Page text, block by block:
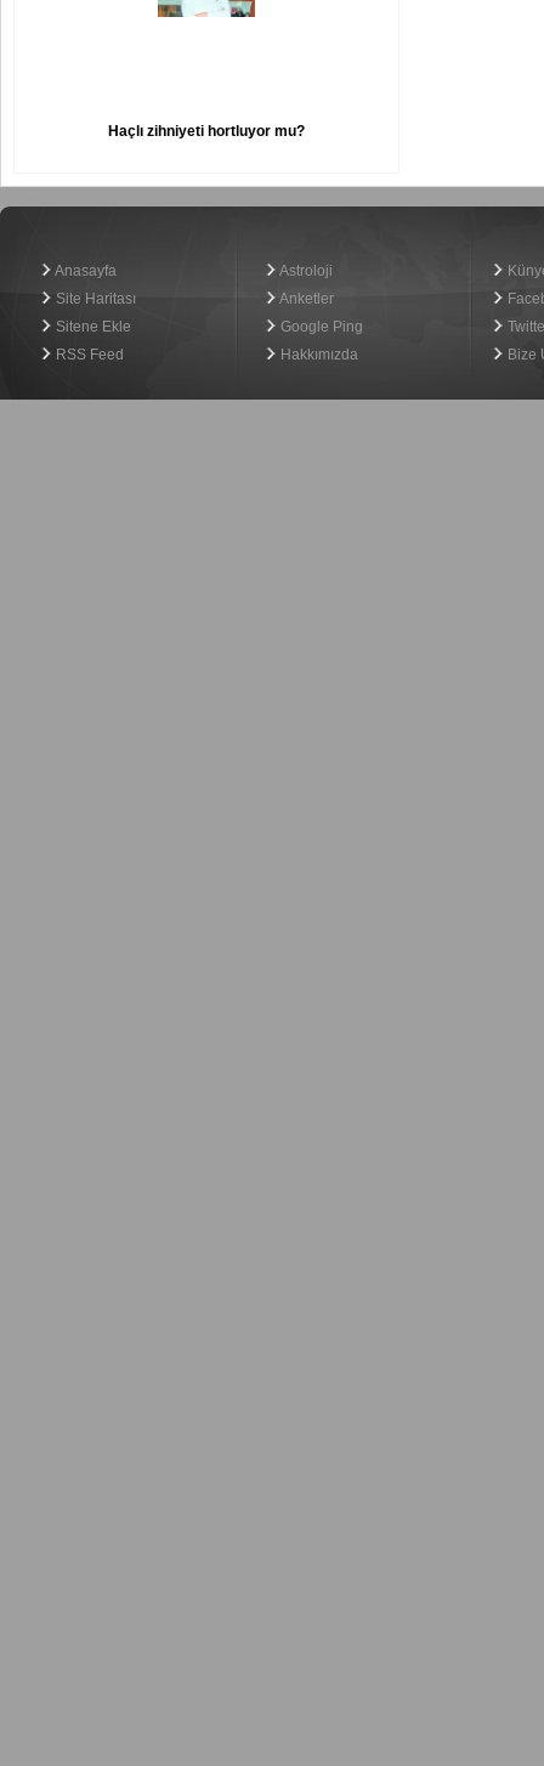
Haçlı zihniyeti hortluyor mu?
Anasayfa
Site Haritası
Sitene Ekle
RSS Feed
Astroloji
Anketler
Google Ping
Hakkımızda
Bize